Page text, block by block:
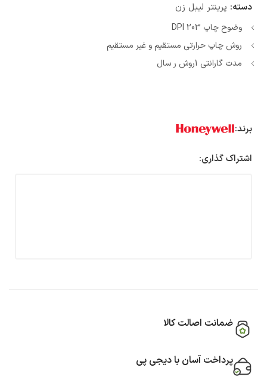
دسته: پرینتر لیبل زن
وضوح چاپ 203 DPI
روش چاپ حرارتی مستقیم و غیر مستقیم
مدت گارانتی 1روش ر سال
برند:
اشتراک گذاری:
ضمانت اصالت کالا
پرداخت آسان با دیجی پی